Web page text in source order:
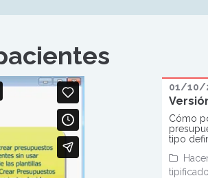
01/10/
Cómo
tipo